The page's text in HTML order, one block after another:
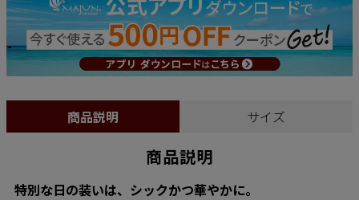
商品説明 サイズ
商品説明
特別な日の装いは、シックかつ華やかに。